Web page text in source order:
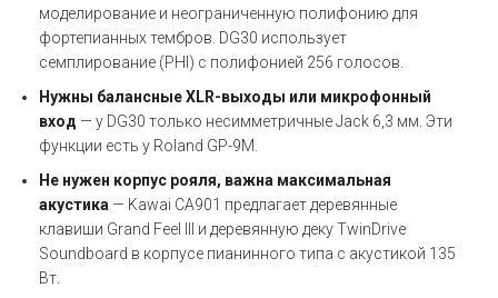
моделирование и неограниченную полифонию для
фортепианных тембров. DG30 использует
семплирование (PHI) с полифонией 256 голосов.
Нужны балансные XLR-выходы или микрофонный
вход — у DG30 только несимметричные Jack 6,3 мм. Эти
функции есть у Roland GP-9M.
Не нужен корпус рояля, важна максимальная
акустика — Kawai CA901 предлагает деревянные
клавиши Grand Feel III и деревянную деку TwinDrive
Soundboard в корпусе пианинного типа с акустикой 135
Вт.